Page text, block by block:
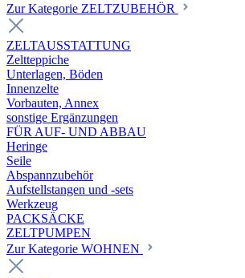
Zur Kategorie ZELTZUBEHÖR
ZELTAUSSTATTUNG
Zeltteppiche
Unterlagen, Böden
Innenzelte
Vorbauten, Annex
sonstige Ergänzungen
FÜR AUF- UND ABBAU
Heringe
Seile
Abspannzubehör
Aufstellstangen und -sets
Werkzeug
PACKSÄCKE
ZELTPUMPEN
Zur Kategorie WOHNEN